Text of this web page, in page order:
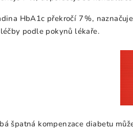
HbA1c překročí 7 %,
podle pokynů lékaře.
špatná kompenzace diabetu